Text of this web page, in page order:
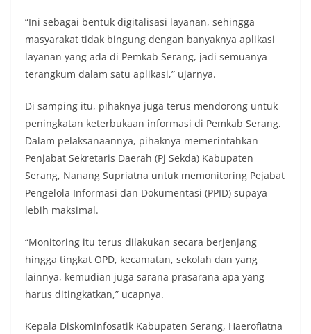
“Ini sebagai bentuk digitalisasi layanan, sehingga
masyarakat tidak bingung dengan banyaknya aplikasi
layanan yang ada di Pemkab Serang, jadi semuanya
terangkum dalam satu aplikasi,” ujarnya.
Di samping itu, pihaknya juga terus mendorong untuk
peningkatan keterbukaan informasi di Pemkab Serang.
Dalam pelaksanaannya, pihaknya memerintahkan
Penjabat Sekretaris Daerah (Pj Sekda) Kabupaten
Serang, Nanang Supriatna untuk memonitoring Pejabat
Pengelola Informasi dan Dokumentasi (PPID) supaya
lebih maksimal.
“Monitoring itu terus dilakukan secara berjenjang
hingga tingkat OPD, kecamatan, sekolah dan yang
lainnya, kemudian juga sarana prasarana apa yang
harus ditingkatkan,” ucapnya.
Kepala Diskominfosatik Kabupaten Serang, Haerofiatna